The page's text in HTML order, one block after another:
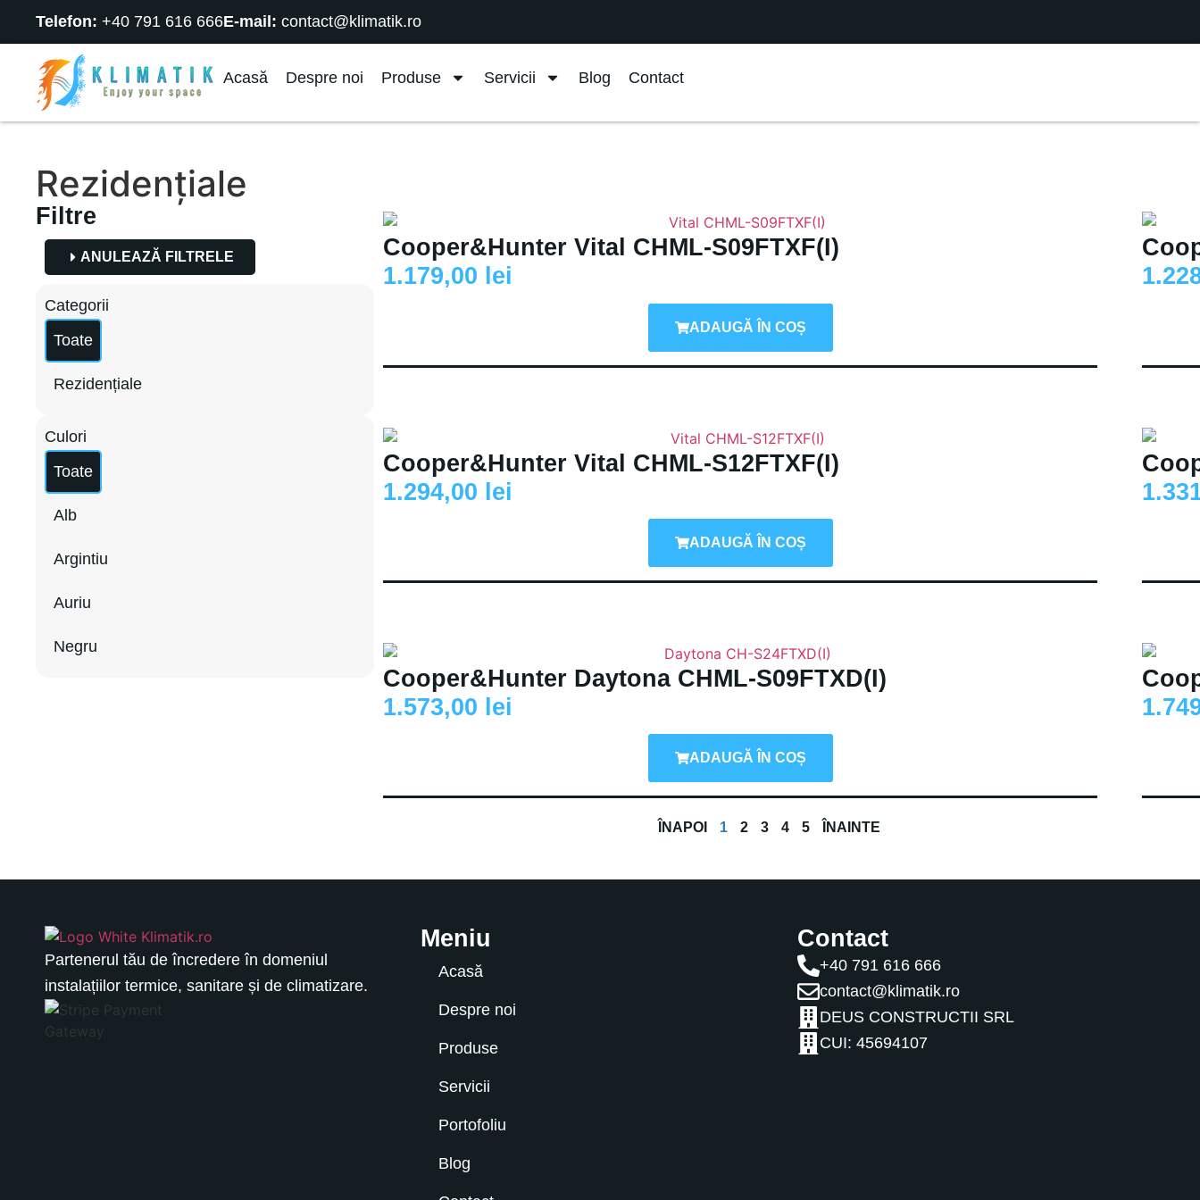
Telefon: +40 791 616 666E-mail: contact@klimatik.ro
Acasă Despre noi Produse Servicii Blog Contact
Rezidențiale
Filtre
ANULEAZĂ FILTRELE
Categorii
Rezidențiale
Toate
Culori
Alb
Argintiu
Auriu
Negru
Toate
Cooper&Hunter Vital CHML-S09FTXF(I)
1.179,00 lei
ADAUGĂ ÎN COȘ
Cooper&Hunter Vital CHML-S12FTXF(I)
1.294,00 lei
ADAUGĂ ÎN COȘ
Cooper&Hunter Daytona CHML-S09FTXD(I)
1.573,00 lei
ADAUGĂ ÎN COȘ
ÎNAPOI 1 2 3 4 5 ÎNAINTE
Partenerul tău de încredere în domeniul
instalațiilor termice, sanitare și de climatizare.
Meniu
Acasă
Despre noi
Produse
Servicii
Portofoliu
Blog
Contact
+40 791 616 666
contact@klimatik.ro
DEUS CONSTRUCTII SRL
CUI: 45694107